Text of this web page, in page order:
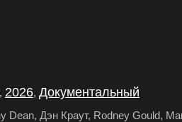
, 2026, Документальный
Дэн Краут, Rodney Gould,